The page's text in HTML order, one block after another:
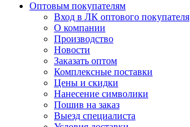
Оптовым покупателям
Вход в ЛК оптового покупателя
О компании
Производство
Новости
Заказать оптом
Комплексные поставки
Цены и скидки
Нанесение символики
Пошив на заказ
Выезд специалиста